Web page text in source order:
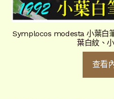
Symplocos modesta 小葉白
葉白紋、
查看